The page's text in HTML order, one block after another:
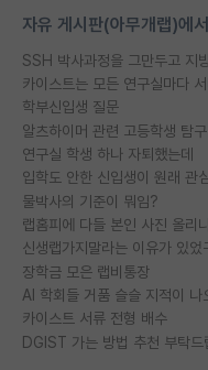
자유 게시판(아무개랩)에
카이스트는 모든 연구실마다
학부신입생 질문
알츠하이머 관련 고등학생 탐
연구실 학생 하나 자퇴했는데
입학도 안한 신입생이 원래 관
물박사의 기준이 뭐임?
랩홈피에 다들 본인 사진 올리
신생랩가지말라는 이유가 있었
장학금 모은 랩비통장
AI 학회들 거품 슬슬 지적이 나
카이스트 서류 전형 배수
DGIST 가는 방법 추천 부탁드